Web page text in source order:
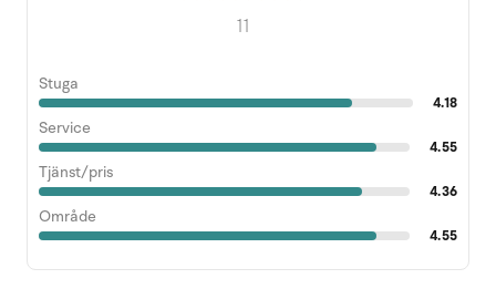
11
Stuga
4.18
Service
4.55
Tjänst/pris
4.36
Område
4.55